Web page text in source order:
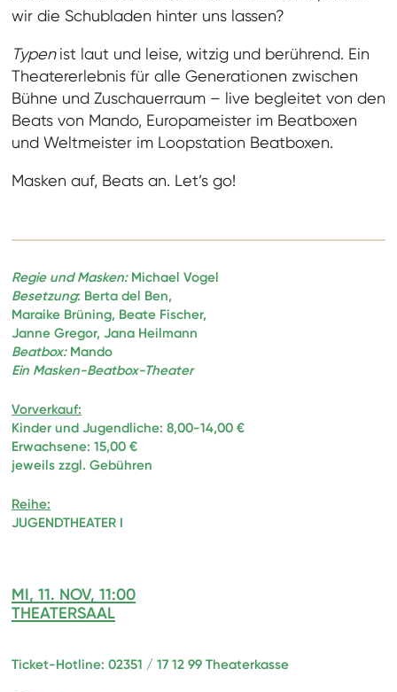
wir die Schubladen hinter uns lassen?
Typenist laut und leise, witzig und berührend. Ein
Theatererlebnis für alle Generationen zwischen
Bühne und Zuschauerraum – live begleitet von den
Beats von Mando, Europameister im Beatboxen
und Weltmeister im Loopstation Beatboxen.
Masken auf, Beats an. Let’s go!
Regie und Masken:Michael Vogel
Besetzung: Berta del Ben,
Maraike Brüning, Beate Fischer,
Janne Gregor, Jana Heilmann
Beatbox:Mando
Ein Masken-Beatbox-Theater
Vorverkauf:
Kinder und Jugendliche: 8,00-14,00 €
Erwachsene: 15,00 €
jeweils zzgl. Gebühren
Reihe:
JUGENDTHEATER I
MI, 11. NOV, 11:00
THEATERSAAL
Ticket-Hotline: 02351 / 17 12 99 Theaterkasse